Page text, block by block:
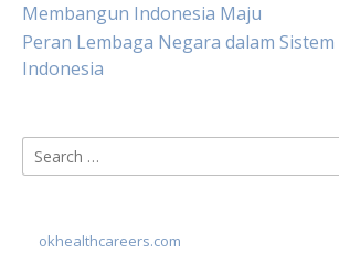
Membangun Indonesia Maju
Peran Lembaga Negara dalam
Indonesia
Search
for:
okhealthcareers.com